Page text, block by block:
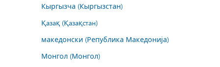
Кыргызча (Кыргызстан)
Қазақ (Қазақстан)
македонски (Република Македонија)
Монгол (Монгол)